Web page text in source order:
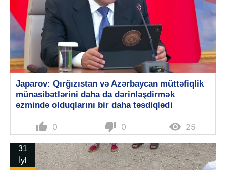
Japarov: Qırğızıstan və Azərbaycan müttəfiqlik
münasibətlərini daha da dərinləşdirmək
əzmində olduqlarını bir daha təsdiqlədi
thumb_up 0 thumb_down 0  25
31
İyl